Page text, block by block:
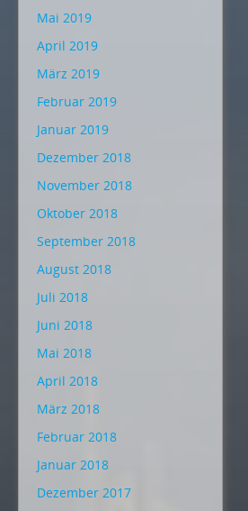
Mai 2019
April 2019
März 2019
Februar 2019
Januar 2019
Dezember 2018
November 2018
Oktober 2018
September 2018
August 2018
Juli 2018
Juni 2018
Mai 2018
April 2018
März 2018
Februar 2018
Januar 2018
Dezember 2017